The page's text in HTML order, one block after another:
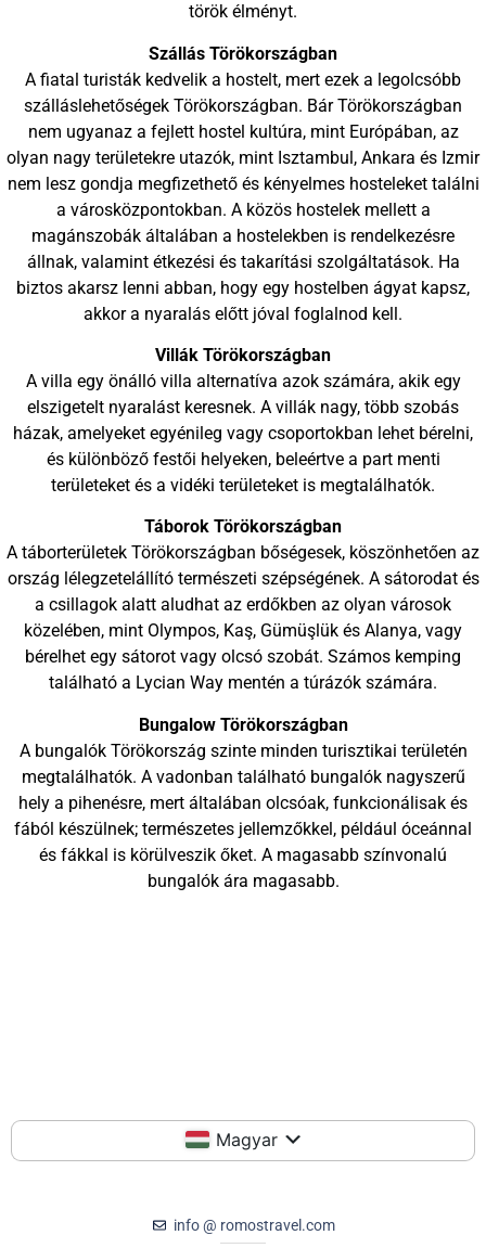
török élményt.
Szállás Törökországban
A fiatal turisták kedvelik a hostelt, mert ezek a legolcsóbb
szálláslehetőségek Törökországban. Bár Törökországban
nem ugyanaz a fejlett hostel kultúra, mint Európában, az
olyan nagy területekre utazók, mint Isztambul, Ankara és Izmir
nem lesz gondja megfizethető és kényelmes hosteleket találni
a városközpontokban. A közös hostelek mellett a
magánszobák általában a hostelekben is rendelkezésre
állnak, valamint étkezési és takarítási szolgáltatások. Ha
biztos akarsz lenni abban, hogy egy hostelben ágyat kapsz,
akkor a nyaralás előtt jóval foglalnod kell.
Villák Törökországban
A villa egy önálló villa alternatíva azok számára, akik egy
elszigetelt nyaralást keresnek. A villák nagy, több szobás
házak, amelyeket egyénileg vagy csoportokban lehet bérelni,
és különböző festői helyeken, beleértve a part menti
területeket és a vidéki területeket is megtalálhatók.
Táborok Törökországban
A táborterületek Törökországban bőségesek, köszönhetően az
ország lélegzetelállító természeti szépségének. A sátorodat és
a csillagok alatt aludhat az erdőkben az olyan városok
közelében, mint Olympos, Kaş, Gümüşlük és Alanya, vagy
bérelhet egy sátorot vagy olcsó szobát. Számos kemping
található a Lycian Way mentén a túrázók számára.
Bungalow Törökországban
A bungalók Törökország szinte minden turisztikai területén
megtalálhatók. A vadonban található bungalók nagyszerű
hely a pihenésre, mert általában olcsóak, funkcionálisak és
fából készülnek; természetes jellemzőkkel, például óceánnal
és fákkal is körülveszik őket. A magasabb színvonalú
bungalók ára magasabb.
Magyar
info @ romostravel.com